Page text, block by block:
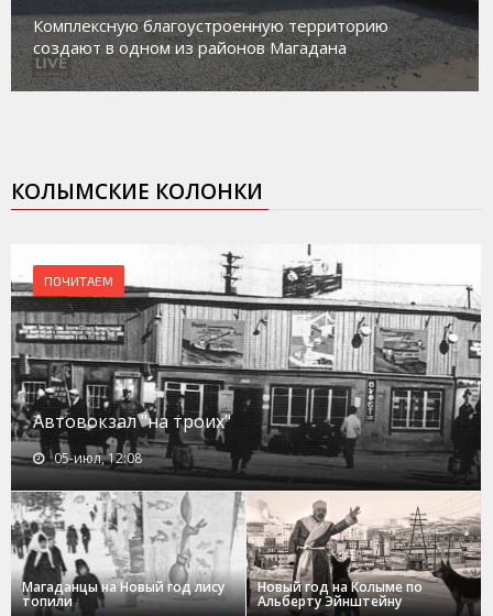
Комплексную благоустроенную территорию
создают в одном из районов Магадана
КОЛЫМСКИЕ КОЛОНКИ
ПОЧИТАЕМ
Автовокзал "на троих"
05-июл, 12:08
Магаданцы на Новый год лису
топили
Новый год на Колыме по
Альберту Эйнштейну